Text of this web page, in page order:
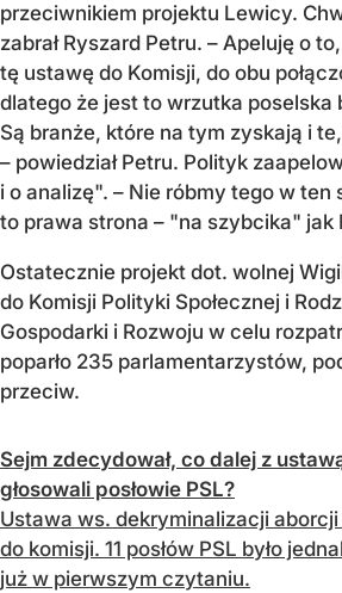
przeciwnikiem projektu Lewicy.
zabrał Ryszard Petru. – Apeluję o
tę ustawę do Komisji, do obu
dlatego że jest to wrzutka poselska
Są branże, które na tym zyskają i
– powiedział Petru. Polityk
i o analizę". – Nie róbmy tego w ten
to prawa strona – "na szybcika" jak
Ostatecznie projekt dot. wolnej
do Komisji Polityki Społecznej i
Gospodarki i Rozwoju w celu
poparło 235 parlamentarzystów,
przeciw.
Sejm zdecydował, co dalej z
głosowali posłowie PSL?
Ustawa ws. dekryminalizacji aborcji
do komisji. 11 posłów PSL było
już w pierwszym czytaniu.